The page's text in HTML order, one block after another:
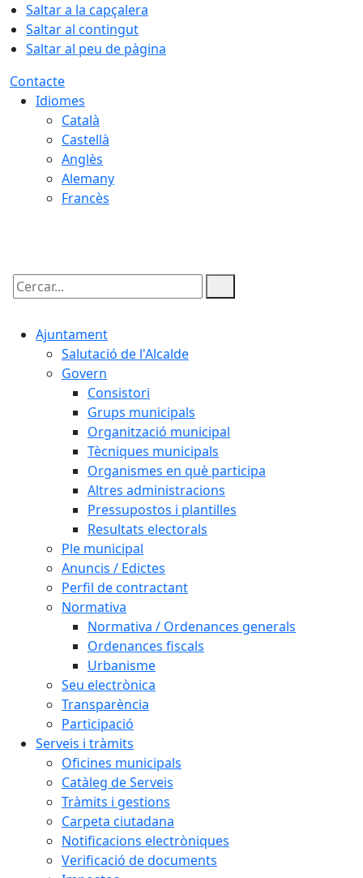
Saltar a la capçalera
Saltar al contingut
Saltar al peu de pàgina
Contacte
Idiomes
Català
Castellà
Anglès
Alemany
Francès
Cercar:
Ajuntament
Salutació de l'Alcalde
Govern
Consistori
Grups municipals
Organització municipal
Tècniques municipals
Organismes en què participa
Altres administracions
Pressupostos i plantilles
Resultats electorals
Ple municipal
Anuncis / Edictes
Perfil de contractant
Normativa
Normativa / Ordenances generals
Ordenances fiscals
Urbanisme
Seu electrònica
Transparència
Participació
Serveis i tràmits
Oficines municipals
Catàleg de Serveis
Tràmits i gestions
Carpeta ciutadana
Notificacions electròniques
Verificació de documents